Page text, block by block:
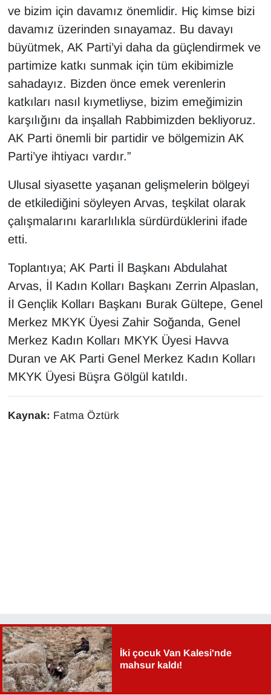
ve bizim için davamız önemlidir. Hiç kimse bizi
davamız üzerinden sınayamaz. Bu davayı
büyütmek, AK Parti’yi daha da güçlendirmek ve
partimize katkı sunmak için tüm ekibimizle
sahadayız. Bizden önce emek verenlerin
katkıları nasıl kıymetliyse, bizim emeğimizin
karşılığını da inşallah Rabbimizden bekliyoruz.
AK Parti önemli bir partidir ve bölgemizin AK
Parti’ye ihtiyacı vardır.”
Ulusal siyasette yaşanan gelişmelerin bölgeyi
de etkilediğini söyleyen Arvas, teşkilat olarak
çalışmalarını kararlılıkla sürdürdüklerini ifade
etti.
Toplantıya; AK Parti İl Başkanı Abdulahat
Arvas, İl Kadın Kolları Başkanı Zerrin Alpaslan,
İl Gençlik Kolları Başkanı Burak Gültepe, Genel
Merkez MKYK Üyesi Zahir Soğanda, Genel
Merkez Kadın Kolları MKYK Üyesi Havva
Duran ve AK Parti Genel Merkez Kadın Kolları
MKYK Üyesi Büşra Gölgül katıldı.
Kaynak: Fatma Öztürk
İki çocuk Van Kalesi'nde
mahsur kaldı!